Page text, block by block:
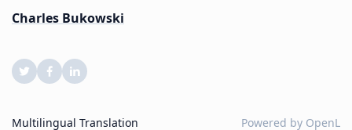
Charles Bukowski
Multilingual Translation Powered by OpenL